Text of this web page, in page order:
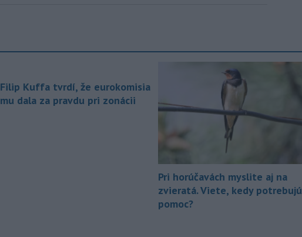
Filip Kuffa tvrdí, že eurokomisia
mu dala za pravdu pri zonácii
Pri horúčavách myslite aj na
zvieratá. Viete, kedy potrebujú
pomoc?